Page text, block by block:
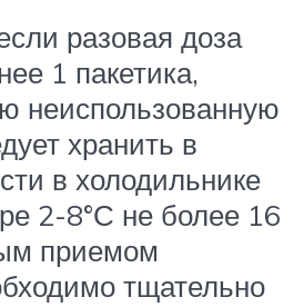
разовая доза
1 пакетика,
неиспользованную
хранить в
в холодильнике
2-8°С не более 16
приемом
тщательно